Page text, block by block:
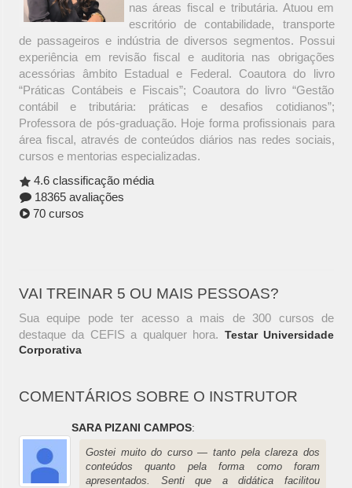
nas áreas fiscal e tributária. Atuou em
escritório de contabilidade, transporte
de passageiros e indústria de diversos segmentos. Possui
experiência em revisão fiscal e auditoria nas obrigações
acessórias âmbito Estadual e Federal. Coautora do livro
“Práticas Contábeis e Fiscais”; Coautora do livro “Gestão
contábil e tributária: práticas e desafios cotidianos”;
Professora de pós-graduação. Hoje forma profissionais para
área fiscal, através de conteúdos diários nas redes sociais,
cursos e mentorias especializadas.
4.6 classificação média
18365 avaliações
70 cursos
VAI TREINAR 5 OU MAIS PESSOAS?
Sua equipe pode ter acesso a mais de 300 cursos de
destaque da CEFIS a qualquer hora. Testar Universidade
Corporativa
COMENTÁRIOS SOBRE O INSTRUTOR
SARA PIZANI CAMPOS:
Gostei muito do curso — tanto pela clareza dos
conteúdos quanto pela forma como foram
apresentados. Senti que a didática facilitou